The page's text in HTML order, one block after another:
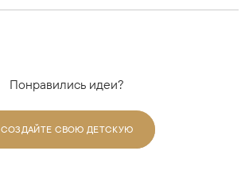
Понравились идеи?
СОЗДАЙТЕ СВОЮ ДЕТСКУЮ